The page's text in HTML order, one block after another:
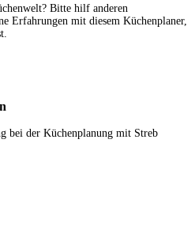
Bitte hilf anderen
Erfahrungen mit diesem Küchenplaner,
bei der Küchenplanung mit Streb